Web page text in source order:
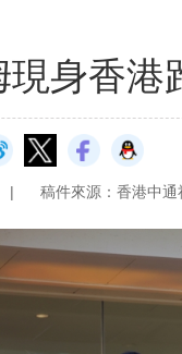
現身香港
| 稿件來源：香港中通